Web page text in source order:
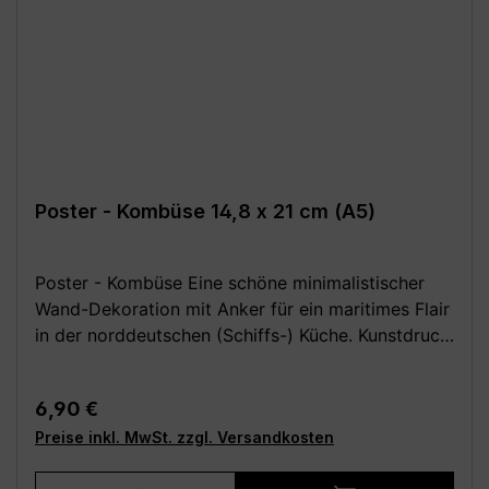
Poster - Kombüse 14,8 x 21 cm (A5)
Poster - Kombüse Eine schöne minimalistischer
Wand-Dekoration mit Anker für ein maritimes Flair
in der norddeutschen (Schiffs-) Küche. Kunstdruck
bzw. des Hauses. Festes, hochwertiges 250 g
Papier (matt). Poster ohne Rahmen und Deko.
Wähle aus den folgenden verschiedenen Größen
Regulärer Preis:
6,90 €
Preise inkl. MwSt. zzgl. Versandkosten